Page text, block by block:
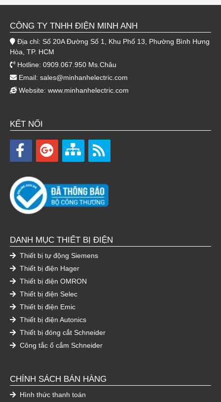
CÔNG TY TNHH ĐIỆN MINH ANH
Địa chỉ: Số 20A Đường Số 1, Khu Phố 13, Phường Bình Hưng
Hòa, TP. HCM
Hotline: 0909.067.950 Ms.Châu
Email: sales@minhanhelectric.com
Website: www.minhanhelectric.com
KẾT NỐI
DANH MỤC THIẾT BỊ ĐIỆN
Thiết bị tự động Siemens
Thiết bị điện Hager
Thiết bị điện OMRON
Thiết bị điện Selec
Thiết bị điện Emic
Thiết bị điện Autonics
Thiết bị đóng cắt Schneider
Công tắc ổ cắm Schneider
CHÍNH SÁCH BÁN HÀNG
Hình thức thanh toán